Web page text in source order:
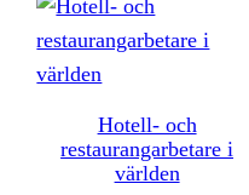
Hotell- och
restaurangarbetare i
världen